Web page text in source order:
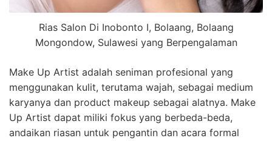
Rias Salon Di Inobonto I, Bolaang, Bolaang
Mongondow, Sulawesi yang Berpengalaman
Make Up Artist adalah seniman profesional yang
menggunakan kulit, terutama wajah, sebagai medium
karyanya dan product makeup sebagai alatnya. Make
Up Artist dapat miliki fokus yang berbeda-beda,
andaikan riasan untuk pengantin dan acara formal